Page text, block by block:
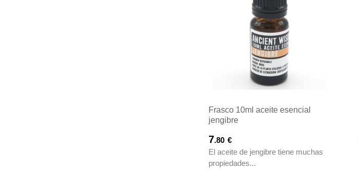
Frasco 10ml aceite esencial
jengibre
7.80 €
El aceite de jengibre tiene muchas
propiedades...